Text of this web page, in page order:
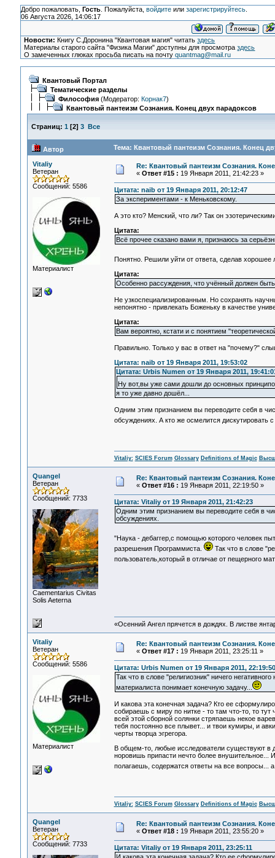
Добро пожаловать, Гость. Пожалуйста, войдитеили зарегистрируйтесь.
06 Августа 2026, 14:06:17
Новости: Книгу С.Доронина "Квантовая магия" читатьздесь
Материалы старого сайта "Физика Магии" доступны для просмотраздесь
О замеченных глюках просьба писать на почтуquantmag@mail.ru
Квантовый Портал
Тематические разделы
Философия(Модератор: Корнак7)
Квантовый пантеизм Сознания. Конец двух парадоксов
Страниц: 1 [2] 3 Все
Автор Тема: Квантовый пантеизм Сознания. Конец
Vitaliy
Ветеран
Сообщений: 5586
Материалист
Re: Квантовый пантеизм Сознания.
« Ответ #15 : 19 Января 2011, 21:42:23 »
Цитата: naib от 19 Января 2011, 20:12:47
За экспериментами - к Меньковскому.
А это кто? Менский, что ли? Так он
Цитата:
Всё прочее сказано вами я, признаюсь за
Понятно. Решили уйти от ответа, сделав
Цитата:
Особенно рассуждения, что учённый должен быть
Не узкоспециализированным. Но сохранять
непонятно - привлекать Боженьку в качестве
Цитата:
Вам вероятно, кстати и с понятием
Правильно. Только у вас в ответ на "почему?"
Цитата: naib от 19 Января 2011, 19:53:02
Цитата: Urbis Numen от 19 Января 2011,
Ну вот,вы уже сами дошли до основных
я то уже давно дошёл...
Одним этим признанием вы переводите себя в
обсуждениях. А кто же осмелится
Vitaliy: SCIES Forum Glossary Definitions of Magic
Quangel
Ветеран
Сообщений: 7733
Сaementarius Civitas
Solis Aeterna
Re: Квантовый пантеизм Сознания.
« Ответ #16 : 19 Января 2011, 22:19:50 »
Цитата: Vitaliy от 19 Января 2011, 21:42:23
Одним этим признанием вы переводите себя в
обсуждениях.
"Наука - дебаггер,с помощью которого человек
разрешения Программиста.
Так что в слове
пользователь,который в отличае от пещерного
«Осенний Ангел прячется в дождях. В листве
Vitaliy
Ветеран
Сообщений: 5586
Материалист
Re: Квантовый пантеизм Сознания.
« Ответ #17 : 19 Января 2011, 23:25:11 »
Цитата: Urbis Numen от 19 Января 2011, 22:19:50
Так что в слове "религиозник" ничего
материалиста понимает конечную задачу...
И какова эта конечная задача? Кто ее
собираешь с миру по нитке - то там что-то, то тут
всей этой сборной солянки стряпаешь некое
тебя постоянно все плывет... и твои кумиры, и
черты творца эгрегора.
В общем-то, любые исследователи существуют в
норовишь припасти нечто более внушительное...
полагаешь, содержатся ответы на все вопросы...
Vitaliy: SCIES Forum Glossary Definitions of Magic
Quangel
Ветеран
Сообщений: 7733
Re: Квантовый пантеизм Сознания.
« Ответ #18 : 19 Января 2011, 23:55:20 »
Цитата: Vitaliy от 19 Января 2011, 23:25:11